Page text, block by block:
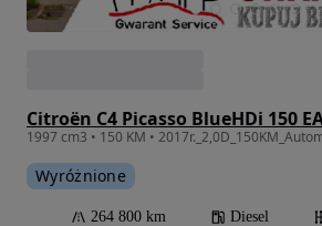
Wyróżnione
264 800 km Diesel